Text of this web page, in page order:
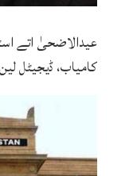
عیدالاضحیٰ اتے
کامیاب، ڈیجیٹل